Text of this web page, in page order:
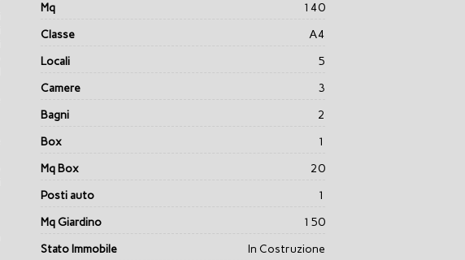
Mq
140
Classe
A4
Locali
5
Camere
3
Bagni
2
Box
1
Mq Box
20
Posti auto
1
Mq Giardino
150
Stato Immobile
In Costruzione